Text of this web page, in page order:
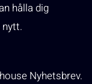
hålla dig
Nyhetsbrev.